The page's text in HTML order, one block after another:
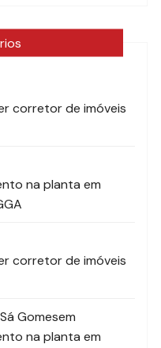
corretor de imóveis
na planta em
corretor de imóveis
Gomesem
na planta em